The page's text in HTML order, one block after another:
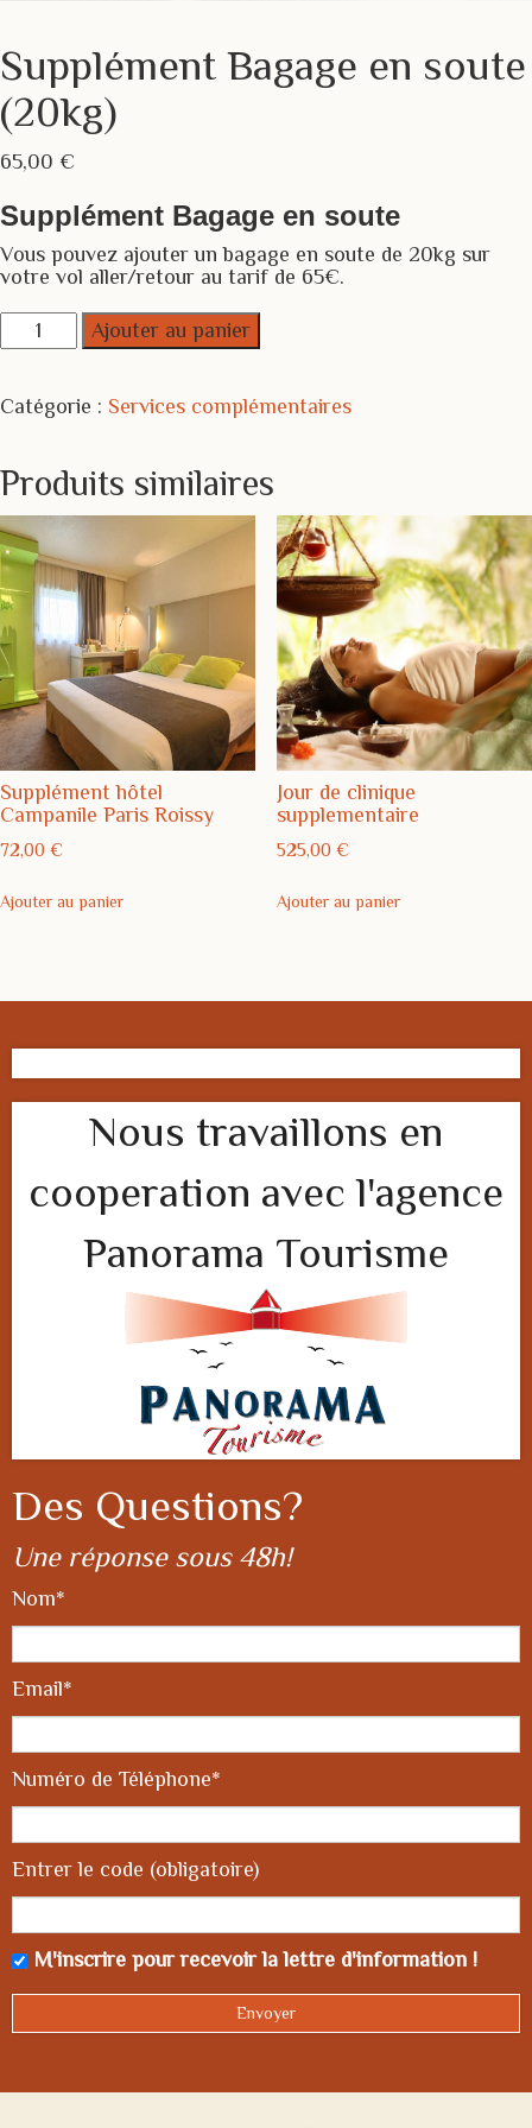
Supplément Bagage en soute
(20kg)
65,00 €
Supplément Bagage en soute
Vous pouvez ajouter un bagage en soute de 20kg sur
votre vol aller/retour au tarif de 65€.
quantité
de
Bagage
soute
(20kg)
Ajouter au panier
Catégorie : Services complémentaires
Produits similaires
Supplément hôtel
Campanile Paris Roissy
72,00 €
Ajouter au panier
Jour de clinique
supplementaire
525,00 €
Ajouter au panier
Nous travaillons en
cooperation avec l'agence
Panorama Tourisme
Des Questions?
Une réponse sous 48h!
Nom*
Email*
Numéro de Téléphone*
Entrer le code (obligatoire)
M'inscrire pour recevoir la lettre d'information !